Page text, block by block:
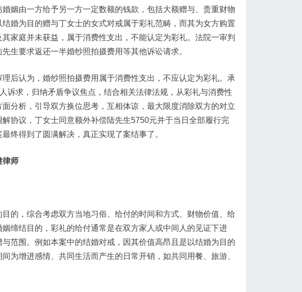
姻由一方给予另一方一定数额的钱款，包括大额赠与、贵重财物
婚为目的赠与丁女士的女式对戒属于彩礼范畴，而其为女方购置
家庭并未获益，属于消费性支出，不能认定为彩礼。法院一审判
生要求返还一半婚纱照拍摄费用等其他诉讼请求。
后认为，婚纱照拍摄费用属于消费性支出，不应认定为彩礼。承
诉求，归纳矛盾争议焦点，结合相关法律法规，从彩礼与消费性
分析，引导双方换位思考，互相体谅，最大限度消除双方的对立
协议，丁女士同意额外补偿陆先生5750元并于当日全部履行完
终得到了圆满解决，真正实现了案结事了。
律师
的，综合考虑双方当地习俗、给付的时间和方式、财物价值、给
缔结目的，彩礼的给付通常是在双方家人或中间人的见证下进
范围。例如本案中的结婚对戒，因其价值高昂且是以结婚为目的
为增进感情、共同生活而产生的日常开销，如共同用餐、旅游、